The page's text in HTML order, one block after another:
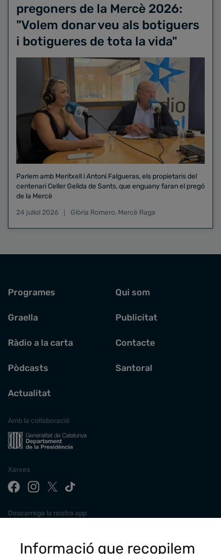
pregoners de la Mercè 2026:
"Volem donar veu als botiguers
i botigueres de tota la vida"
Parlem amb Meritxell i Antoni Falgueras, els propietaris del
centenari Celler Gelida de Sants, que enguany faran el pregó
de la Mercè
24 juliol 2026
Glòria Romero, Mercè Raga
Programes
Graella
Ràdio a la carta
Pòdcasts
Actualitat
Qui som
Publicitat
Contacte
Santoral
Amb la col·laboració
Xarxes
Descarrega la nostra app
Informació que recopilem